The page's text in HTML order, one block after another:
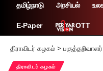
தமிழ்நாடு அரசியல்
E-Paper OTT
திராவிடர் கழகம் > பகுத்தறிவாளர்
திராவிடர் கழகம்